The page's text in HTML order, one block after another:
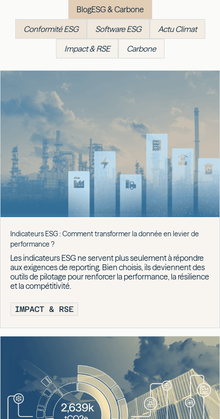
BlogESG & Carbone
Conformité ESG
Software ESG
Actu Climat
Impact & RSE
Carbone
Indicateurs ESG : Comment transformer la donnée en levier de
performance ?
Les indicateurs ESG ne servent plus seulement à répondre
aux exigences de reporting. Bien choisis, ils deviennent des
outils de pilotage pour renforcer la performance, la résilience
et la compétitivité.
IMPACT & RSE